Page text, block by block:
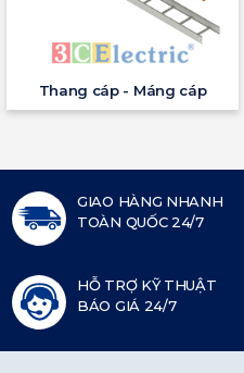
Thang cáp - Máng cáp
GIAO HÀNG NHANH
TOÀN QUỐC 24/7
HỖ TRỢ KỸ THUẬT
BÁO GIÁ 24/7